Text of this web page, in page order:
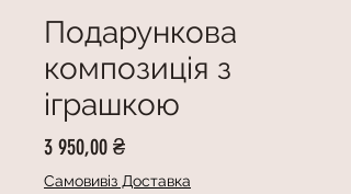
Подарункова
композиція з
іграшкою
3 950,00 ₴Ціна
Самовивіз Доставка